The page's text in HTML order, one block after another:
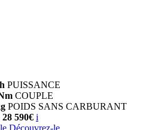
PUISSANCE
COUPLE
POIDS SANS CARBURANT
590€ i
Découvrez-le